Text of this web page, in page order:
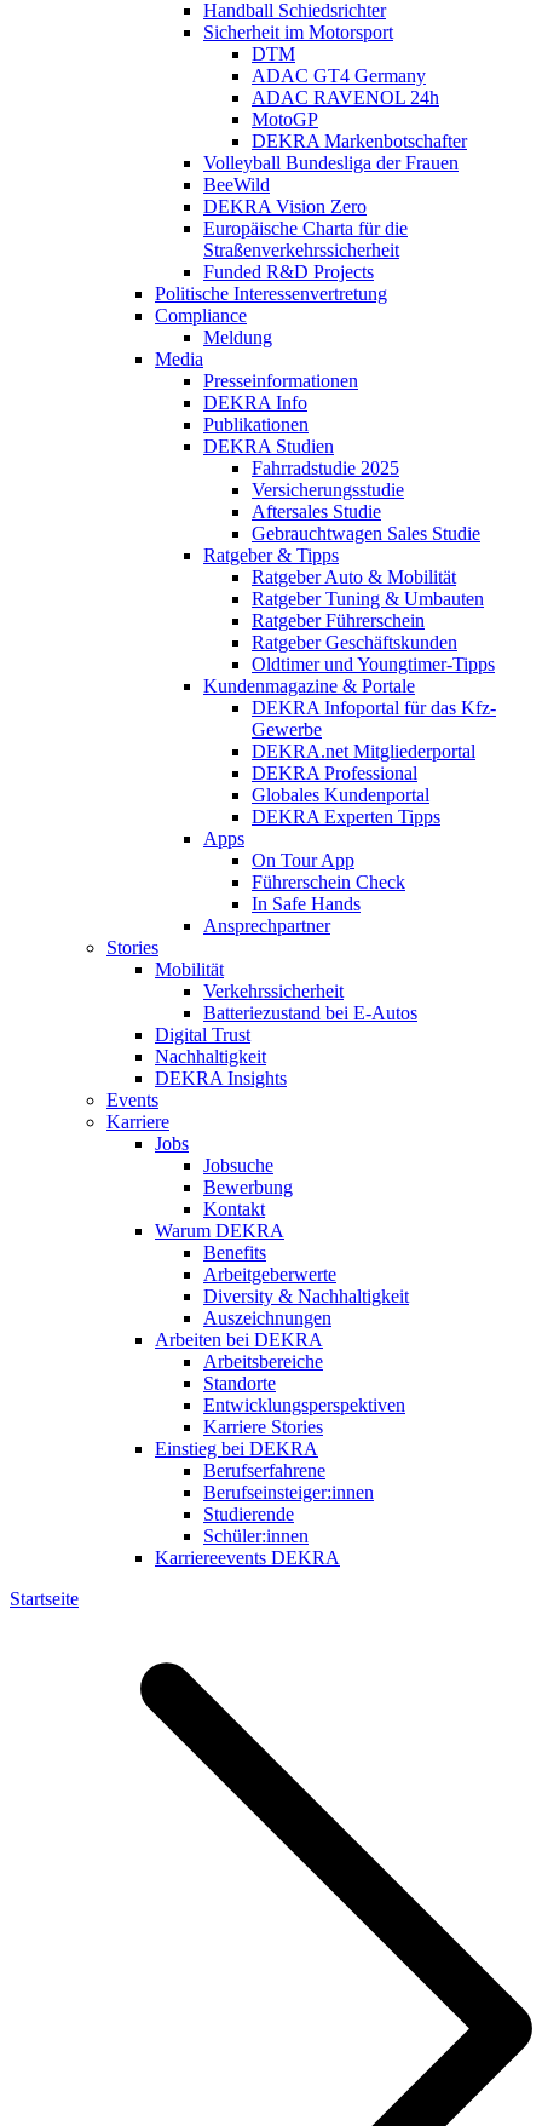
Handball Schiedsrichter
Sicherheit im Motorsport
DTM
ADAC GT4 Germany
ADAC RAVENOL 24h
MotoGP
DEKRA Markenbotschafter
Volleyball Bundesliga der Frauen
BeeWild
DEKRA Vision Zero
Europäische Charta für die
Straßenverkehrssicherheit
Funded R&D Projects
Politische Interessenvertretung
Compliance
Meldung
Media
Presseinformationen
DEKRA Info
Publikationen
DEKRA Studien
Fahrradstudie 2025
Versicherungsstudie
Aftersales Studie
Gebrauchtwagen Sales Studie
Ratgeber & Tipps
Ratgeber Auto & Mobilität
Ratgeber Tuning & Umbauten
Ratgeber Führerschein
Ratgeber Geschäftskunden
Oldtimer und Youngtimer-Tipps
Kundenmagazine & Portale
DEKRA Infoportal für das Kfz-
Gewerbe
DEKRA.net Mitgliederportal
DEKRA Professional
Globales Kundenportal
DEKRA Experten Tipps
Apps
On Tour App
Führerschein Check
In Safe Hands
Ansprechpartner
Stories
Mobilität
Verkehrssicherheit
Batteriezustand bei E-Autos
Digital Trust
Nachhaltigkeit
DEKRA Insights
Events
Karriere
Jobs
Jobsuche
Bewerbung
Kontakt
Warum DEKRA
Benefits
Arbeitgeberwerte
Diversity & Nachhaltigkeit
Auszeichnungen
Arbeiten bei DEKRA
Arbeitsbereiche
Standorte
Entwicklungsperspektiven
Karriere Stories
Einstieg bei DEKRA
Berufserfahrene
Berufseinsteiger:innen
Studierende
Schüler:innen
Karriereevents DEKRA
Startseite